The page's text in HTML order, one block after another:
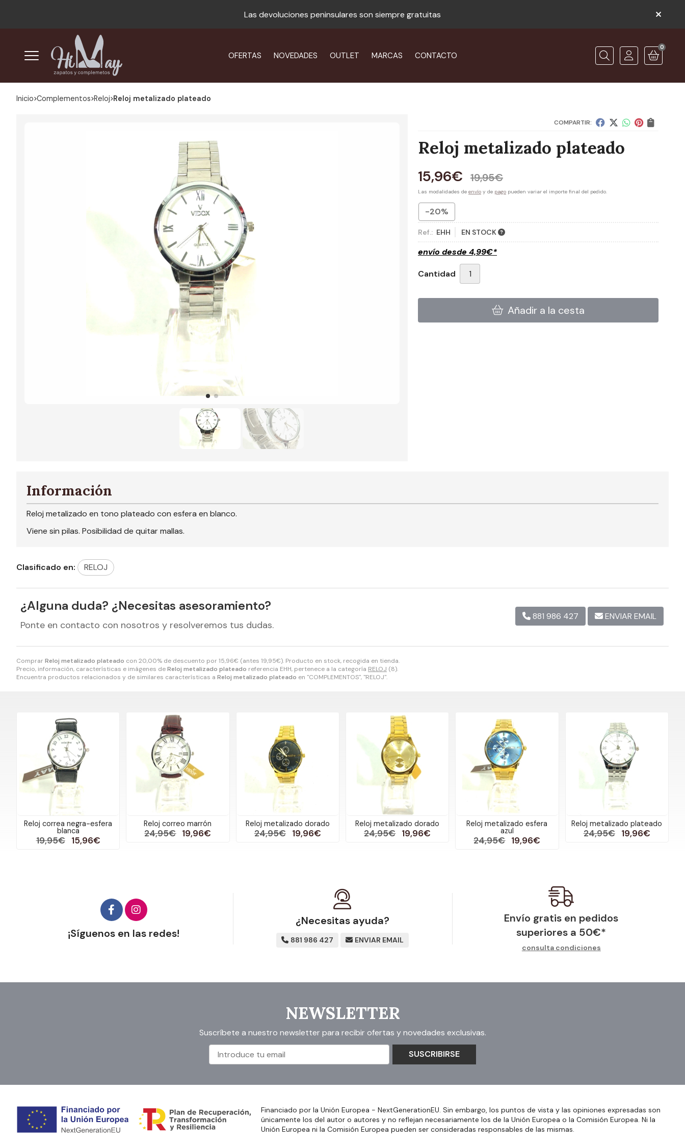
Las devoluciones peninsulares son siempre gratuitas
OFERTAS NOVEDADES OUTLET MARCAS CONTACTO Buscar
0
Inicio complementos reloj Reloj metalizado plateado
COMPARTIR:
Reloj metalizado plateado
15,96€ 19,95€
Las modalidades de envío y de pago pueden variar el importe final del pedido.
-20%
Ref.: EHH EN STOCK
envío desde 4,99€*
Cantidad
Añadir a la cesta
ComprarReloj metalizado plateado con 20,00% de descuento por15,96€ (antes 19,95€). Producto en stock, recogida en tienda.
Precio, información, características e imágenes deReloj metalizado plateado referencia EHH, pertenece a la categoría RELOJ (8).
Encuentra productos relacionados y de similares características a Reloj metalizado plateado en "COMPLEMENTOS", "RELOJ".
Información
Reloj metalizado en tono plateado con esfera en blanco.
Viene sin pilas. Posibilidad de quitar mallas.
Clasificado en: RELOJ
¿Alguna duda? ¿Necesitas asesoramiento?
Ponte en contacto con nosotros y resolveremos tus dudas.
881 986 427 ENVIAR EMAIL
Reloj correa negra-esfera
blanca
19,95€ 15,96€
Reloj correo marrón
24,95€ 19,96€
Reloj metalizado dorado
24,95€ 19,96€
Reloj metalizado dorado
24,95€ 19,96€
Reloj metalizado esfera
azul
24,95€ 19,96€
Reloj metalizado plateado
24,95€ 19,96€
¡Síguenos en las redes!
¿Necesitas ayuda?
881 986 427 ENVIAR EMAIL
Envío gratis en pedidos
superiores a 50€*
consulta condiciones
NEWSLETTER
Suscríbete a nuestro newsletter para recibir ofertas y novedades exclusivas.
SUSCRIBIRSE
Financiado por la Unión Europea - NextGenerationEU. Sin embargo, los puntos de vista y las opiniones expresadas son
únicamente los del autor o autores y no reflejan necesariamente los de la Unión Europea o la Comisión Europea. Ni la
Unión Europea ni la Comisión Europea pueden ser consideradas responsables de las mismas.